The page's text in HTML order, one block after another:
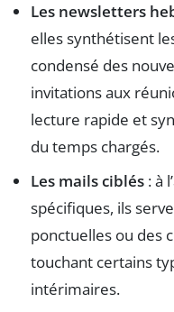
Les newsletters
elles synthétisent
condensé des
invitations aux
lecture rapide et
du temps chargés.
Les mails ciblés : à
spécifiques, ils
ponctuelles ou des
touchant certains
intérimaires.